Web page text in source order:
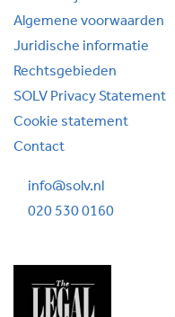
Algemene voorwaarden
Juridische informatie
Rechtsgebieden
SOLV Privacy Statement
Cookie statement
Contact
info@solv.nl
020 530 0160